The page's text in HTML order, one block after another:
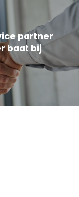
partner
baat bij